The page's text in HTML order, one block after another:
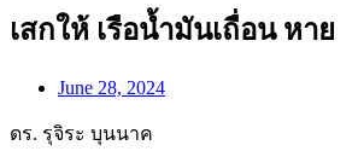
เสกให้ เรือน้ำมันเถื่อน หาย
June 28, 2024
ดร. รุจิระ บุนนาค